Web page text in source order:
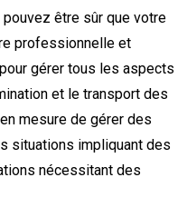
être sûr que votre
professionnelle et
gérer tous les aspects
et le transport des
mesure de gérer des
situations impliquant des
nécessitant des